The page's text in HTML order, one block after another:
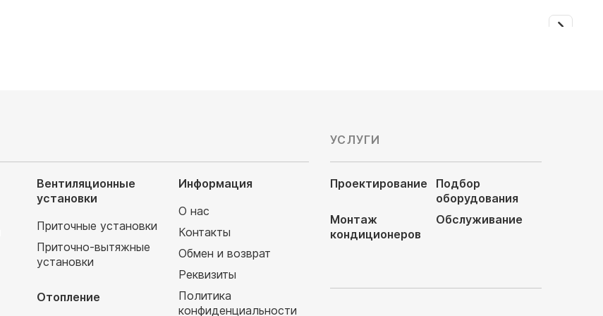
Вентиляционные
установки
Приточные установки
Приточно-вытяжные
установки
Отопление
Информация
О нас
Контакты
Обмен и возврат
Реквизиты
Политика
конфиденциальности
УСЛУГИ
Проектирование
Подбор
оборудования
Монтаж
кондиционеров
Обслуживание